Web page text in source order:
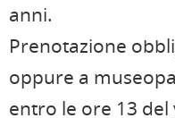
anni.
Prenotazione
oppure a
entro le ore 13